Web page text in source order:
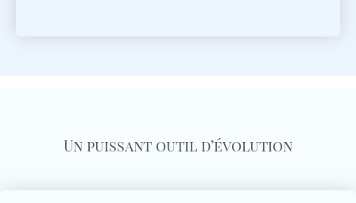
Un puissant outil d’évolution